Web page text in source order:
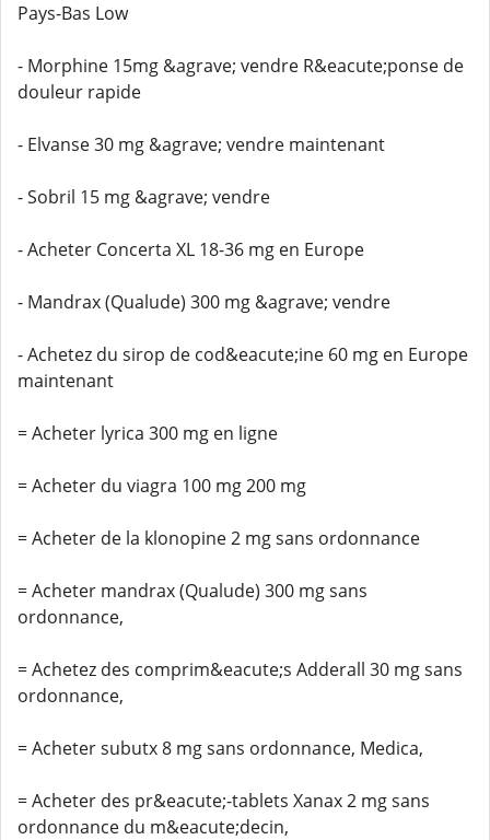
Pays-Bas Low
- Morphine 15mg &agrave; vendre R&eacute;ponse de
douleur rapide
- Elvanse 30 mg &agrave; vendre maintenant
- Sobril 15 mg &agrave; vendre
- Acheter Concerta XL 18-36 mg en Europe
- Mandrax (Qualude) 300 mg &agrave; vendre
- Achetez du sirop de cod&eacute;ine 60 mg en Europe
maintenant
= Acheter lyrica 300 mg en ligne
= Acheter du viagra 100 mg 200 mg
= Acheter de la klonopine 2 mg sans ordonnance
= Acheter mandrax (Qualude) 300 mg sans
ordonnance,
= Achetez des comprim&eacute;s Adderall 30 mg sans
ordonnance,
= Acheter subutx 8 mg sans ordonnance, Medica,
= Acheter des pr&eacute;-tablets Xanax 2 mg sans
ordonnance du m&eacute;decin,